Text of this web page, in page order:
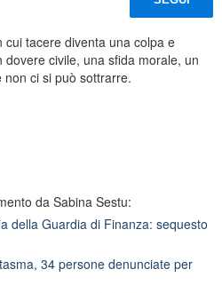
tacere diventa una colpa e
civile, una sfida morale, un
ci si può sottrarre.
da Sabina Sestu:
della Guardia di Finanza: sequesto
34 persone denunciate per